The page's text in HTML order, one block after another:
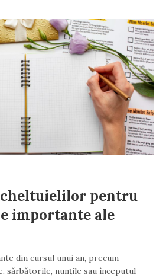
pentru
importante ale
din cursul unui an, precum
sărbătorile, nunțile sau începutul